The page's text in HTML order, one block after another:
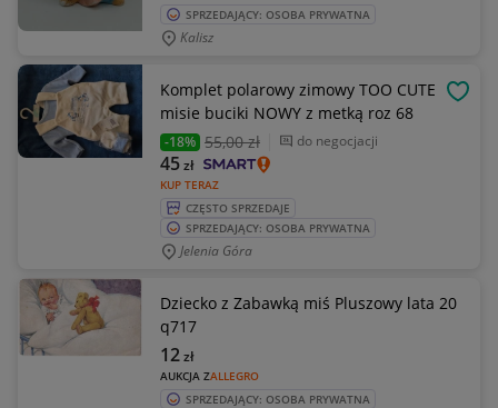
SPRZEDAJĄCY: OSOBA PRYWATNA
Kalisz
Komplet polarowy zimowy TOO CUTE
misie buciki NOWY z metką roz 68
-18% 55,00 zł do negocjacji
KUP TERAZ
45zł
CZĘSTO SPRZEDAJE
SPRZEDAJĄCY: OSOBA PRYWATNA
Jelenia Góra
Dziecko z Zabawką miś Pluszowy lata 20
q717
AUKCJA ZALLEGRO
12zł
SPRZEDAJĄCY: OSOBA PRYWATNA